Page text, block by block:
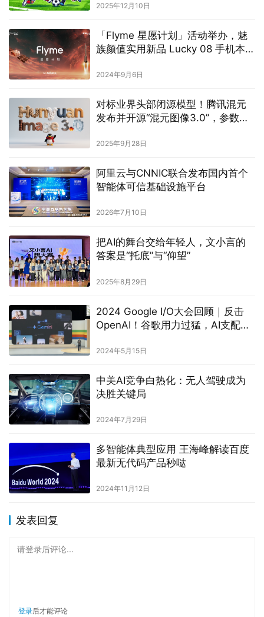
2025年12月10日
「Flyme 星愿计划」活动举办，魅
族颜值实用新品 Lucky 08 手机本月
2024年9月6日
对标业界头部闭源模型！腾讯混元
发布并开源“混元图像3.0”，参数规
2025年9月28日
阿里云与CNNIC联合发布国内首个
智能体可信基础设施平台
2026年7月10日
把AI的舞台交给年轻人，文小言的
答案是“托底”与“仰望”
2025年8月29日
2024 Google I/O大会回顾｜反击
OpenAI！谷歌用力过猛，AI支配人
2024年5月15日
中美AI竞争白热化：无人驾驶成为
决胜关键局
2024年7月29日
多智能体典型应用 王海峰解读百度
最新无代码产品秒哒
2024年11月12日
发表回复
请登录后评论...
登录后才能评论